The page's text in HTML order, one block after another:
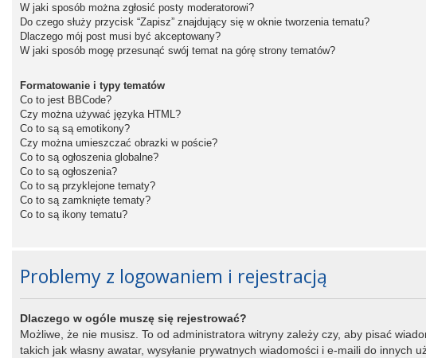
W jaki sposób można zgłosić posty moderatorowi?
Do czego służy przycisk “Zapisz” znajdujący się w oknie tworzenia tematu?
Dlaczego mój post musi być akceptowany?
W jaki sposób mogę przesunąć swój temat na górę strony tematów?
Formatowanie i typy tematów
Co to jest BBCode?
Czy można używać języka HTML?
Co to są są emotikony?
Czy można umieszczać obrazki w poście?
Co to są ogłoszenia globalne?
Co to są ogłoszenia?
Co to są przyklejone tematy?
Co to są zamknięte tematy?
Co to są ikony tematu?
Problemy z logowaniem i rejestracją
Dlaczego w ogóle muszę się rejestrować?
Możliwe, że nie musisz. To od administratora witryny zależy czy, aby pisać
takich jak własny awatar, wysyłanie prywatnych wiadomości i e-maili do